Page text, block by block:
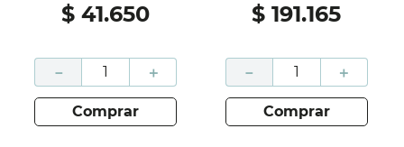
$ 41.650
＋
－
comprar
$ 191.165
＋
－
comprar